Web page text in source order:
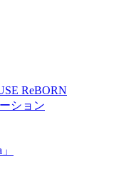
ReBORN
ション